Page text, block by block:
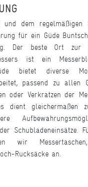
und dem
für ein Güde
Der beste Ort zur
ist ein
bietet diverse
passend zu allen
oder Verkratzen der
dient gleichermaßen
Schubladeneinsätze.
wir
Rucksäcke an.